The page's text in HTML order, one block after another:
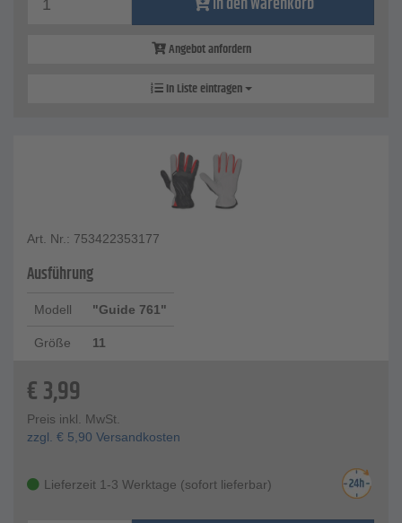
Angebot anfordern
In Liste eintragen
Art. Nr.: 753422353177
Ausführung
Modell "Guide 761"
Größe 11
€3,99
Preis inkl. MwSt.
zzgl. € 5,90 Versandkosten
Lieferzeit 1-3 Werktage (sofort lieferbar)